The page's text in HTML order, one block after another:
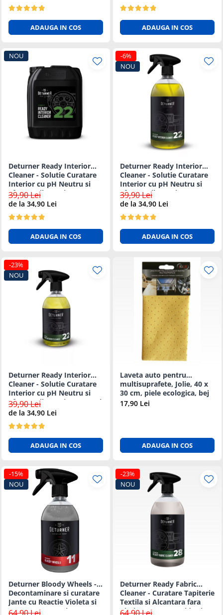
ADAUGA IN COS ADAUGA IN COS
NOU
Deturner Ready Interior
Cleaner - Solutie Curatare
Interior cu pH Neutru si
39,90 Lei
de la 34,90 Lei
ADAUGA IN COS
-6%
NOU
Deturner Ready Interior
Cleaner - Solutie Curatare
Interior cu pH Neutru si
Efect Antibacterian - 1L
39,90 Lei
de la 34,90 Lei
ADAUGA IN COS
-23%
NOU
Deturner Ready Interior
Cleaner - Solutie Curatare
Interior cu pH Neutru si
Efect Antibacterian - 500ml
39,90 Lei
de la 34,90 Lei
ADAUGA IN COS
Laveta auto pentru
multisuprafete, Jolie, 40 x
30 cm, piele ecologica, bej
17,90 Lei
ADAUGA IN COS
-15%
NOU
Deturner Bloody Wheels -
Decontaminare si curatare
Jante cu Reactie Violeta si
pH Neutru 500ml
-23%
NOU
Deturner Ready Fabric
Cleaner - Curatare Tapiterie
Textila si Alcantara fara
Clatire, Uscare Rapida si